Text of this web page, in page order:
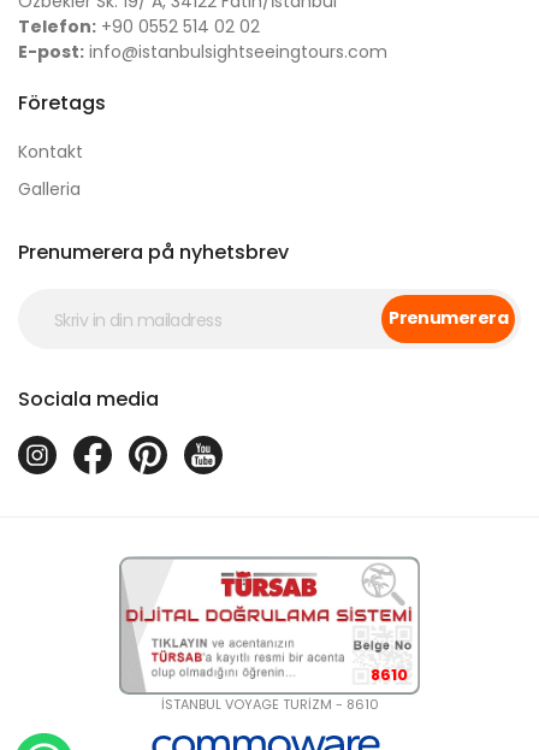
Telefon: +90 0552 514 02 02
E-post: info@istanbulsightseeingtours.com
Företags
Kontakt
Galleria
Prenumerera på nyhetsbrev
Prenumerera
Sociala media
8610
İSTANBUL VOYAGE TURİZM - 8610